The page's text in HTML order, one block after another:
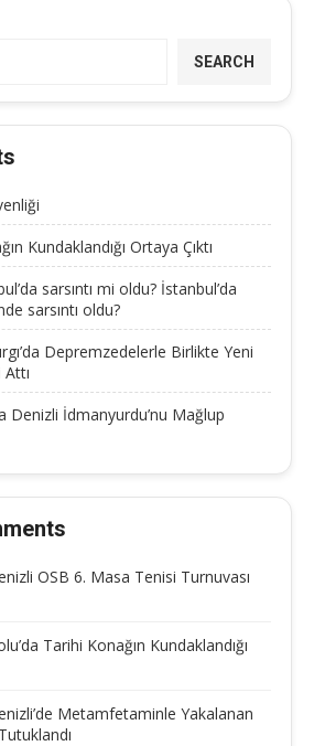
SEARCH
Kundaklandığı Ortaya Çıktı
sarsıntı mi oldu? İstanbul’da
sarsıntı oldu?
Depremzedelerle Birlikte Yeni
Denizli İdmanyurdu’nu Mağlup
OSB 6. Masa Tenisi Turnuvası
Tarihi Konağın Kundaklandığı
Metamfetaminle Yakalanan